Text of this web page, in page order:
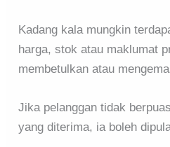
Kadang kala mungkin
harga, stok atau maklumat
membetulkan atau
Jika pelanggan tidak
yang diterima, ia boleh